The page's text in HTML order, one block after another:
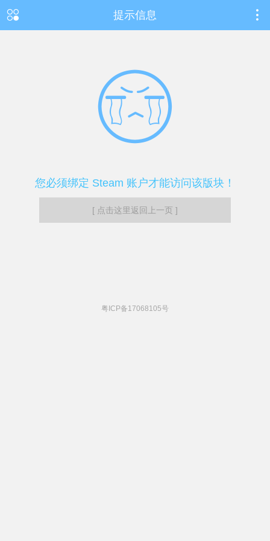
提示信息
您必须绑定 Steam 账户才能访问该版块！
[ 点击这里返回上一页 ]
粤ICP备17068105号